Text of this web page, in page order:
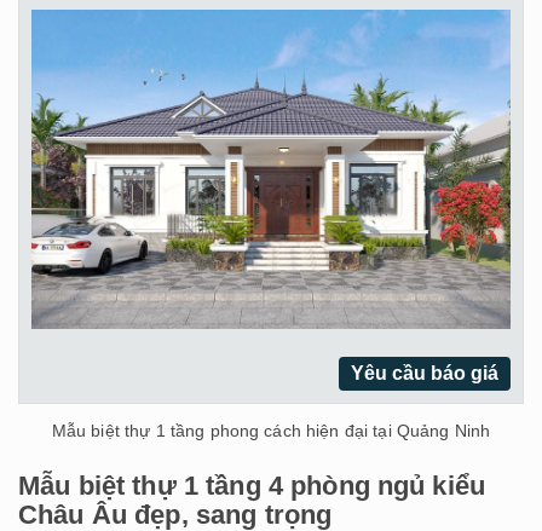
Yêu cầu báo giá
Mẫu biệt thự 1 tầng phong cách hiện đại tại Quảng Ninh
Mẫu biệt thự 1 tầng 4 phòng ngủ kiểu
Châu Âu đẹp, sang trọng